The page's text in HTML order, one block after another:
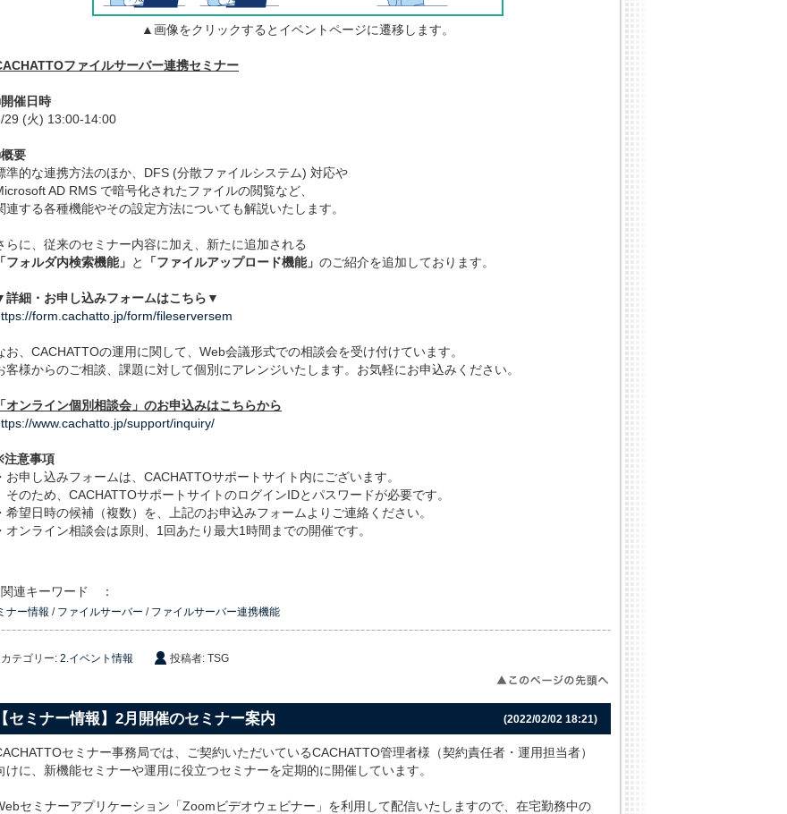
▲画像をクリックするとイベントページに遷移します。
ファイルサーバー連携セミナー
催日時
29 (火) 13:00-14:00
要
準的な連携方法のほか、DFS (分散ファイルシステム) 対応や
AD RMS で暗号化されたファイルの閲覧など、
連する各種機能やその設定方法についても解説いたします。
らに、従来のセミナー内容に加え、新たに追加される
「フォルダ内検索機能」 と 「ファイルアップロード機能」 のご紹介を追加しております。
詳細・お申し込みフォームはこちら▼
form.cachatto.jp/form/fileserversem
お、CACHATTOの運用に関して、Web会議形式での相談会を受け付けています。
客様からのご相談、課題に対して個別にアレンジいたします。お気軽にお申込みください。
「オンライン個別相談会」のお申込みはこちらから
www.cachatto.jp/support/inquiry/
意事項
・お申し込みフォームは、CACHATTOサポートサイト内にございます。
そのため、CACHATTOサポートサイトのログインIDとパスワードが必要です。
・希望日時の候補（複数）を、上記のお申込みフォームよりご連絡ください。
・オンライン相談会は原則、1回あたり最大1時間までの開催です。
関連キーワード ：
ナー情報 / ファイルサーバー / ファイルサーバー連携機能
カテゴリー: 2.イベント情報 投稿者: TSG
(2022/02/02 18:21)
【セミナー情報】2月開催のセミナー案内
セミナー事務局では、ご契約いただいているCACHATTO管理者様（契約責任者・運用担当者）
けに、新機能セミナーや運用に役立つセミナーを定期的に開催しています。
セミナーアプリケーション「Zoomビデオウェビナー」を利用して配信いたしますので、在宅勤務中の